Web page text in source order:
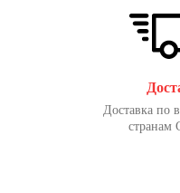
Доставка по